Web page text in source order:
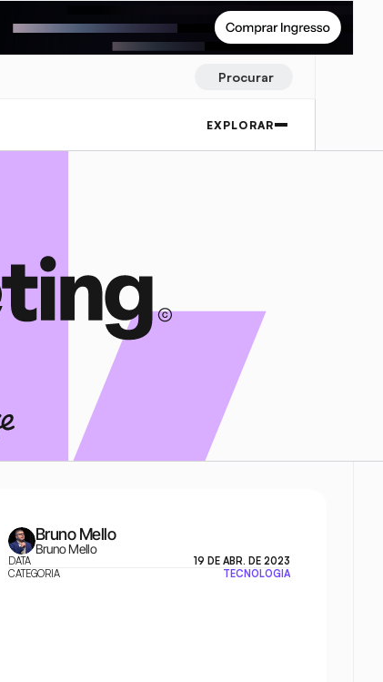
Procurar
EXPLORAR
Bruno Mello
Bruno Mello
DATA
19 DE ABR. DE 2023
CATEGORIA
TECNOLOGIA